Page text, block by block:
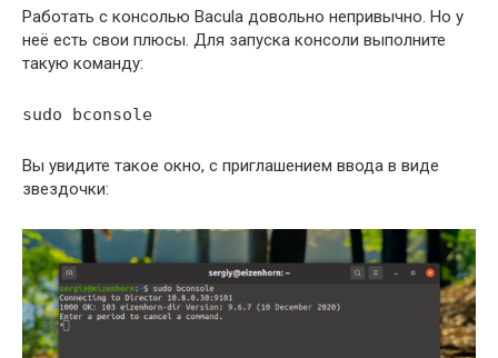
Работать с консолью Bacula довольно непривычно. Но у
неё есть свои плюсы. Для запуска консоли выполните
такую команду:
sudo bconsole
Вы увидите такое окно, с приглашением ввода в виде
звездочки: